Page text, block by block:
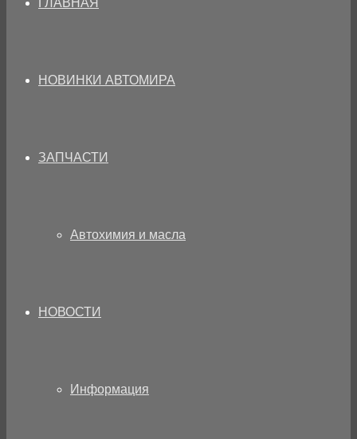
ГЛАВНАЯ
НОВИНКИ АВТОМИРА
ЗАПЧАСТИ
Автохимия и масла
НОВОСТИ
Информация